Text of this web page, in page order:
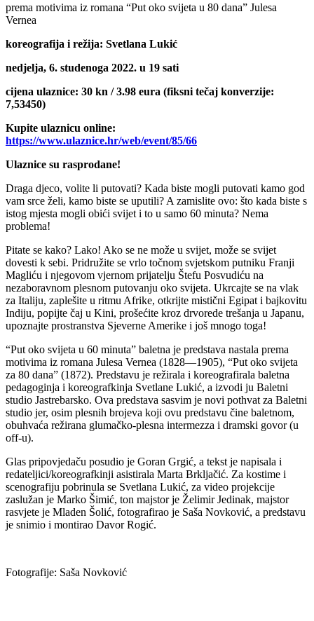
prema motivima iz romana “Put oko svijeta u 80 dana” Julesa
Vernea
koreografija i režija: Svetlana Lukić
nedjelja, 6. studenoga 2022. u 19 sati
cijena ulaznice: 30 kn / 3.98 eura (fiksni tečaj konverzije:
7,53450)
Kupite ulaznicu online:
https://www.ulaznice.hr/web/event/85/66
Ulaznice su rasprodane!
Draga djeco, volite li putovati? Kada biste mogli putovati kamo god
vam srce želi, kamo biste se uputili? A zamislite ovo: što kada biste s
istog mjesta mogli obići svijet i to u samo 60 minuta? Nema
problema!
Pitate se kako? Lako! Ako se ne može u svijet, može se svijet
dovesti k sebi. Pridružite se vrlo točnom svjetskom putniku Franji
Magliću i njegovom vjernom prijatelju Štefu Posvudiću na
nezaboravnom plesnom putovanju oko svijeta. Ukrcajte se na vlak
za Italiju, zaplešite u ritmu Afrike, otkrijte mistični Egipat i bajkovitu
Indiju, popijte čaj u Kini, prošećite kroz drvorede trešanja u Japanu,
upoznajte prostranstva Sjeverne Amerike i još mnogo toga!
“Put oko svijeta u 60 minuta” baletna je predstava nastala prema
motivima iz romana Julesa Vernea (1828—1905), “Put oko svijeta
za 80 dana” (1872). Predstavu je režirala i koreografirala baletna
pedagoginja i koreografkinja Svetlane Lukić, a izvodi ju Baletni
studio Jastrebarsko. Ova predstava sasvim je novi pothvat za Baletni
studio jer, osim plesnih brojeva koji ovu predstavu čine baletnom,
obuhvaća režirana glumačko-plesna intermezza i dramski govor (u
off-u).
Glas pripovjedaču posudio je Goran Grgić, a tekst je napisala i
redateljici/koreografkinji asistirala Marta Brkljačić. Za kostime i
scenografiju pobrinula se Svetlana Lukić, za video projekcije
zaslužan je Marko Šimić, ton majstor je Želimir Jedinak, majstor
rasvjete je Mladen Šolić, fotografirao je Saša Novković, a predstavu
je snimio i montirao Davor Rogić.
Fotografije: Saša Novković